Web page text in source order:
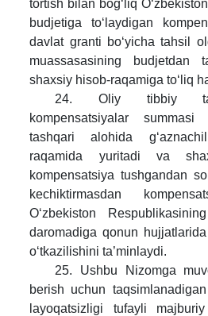
tortish bilan bog‘liq
budjetiga to‘laydigan
davlat granti bo‘yicha tahsil
muassasasining budjetdan
shaxsiy hisob-raqamiga to‘liq
24. Oliy tibbiy
kompensatsiyalar
tashqari alohida
raqamida yuritadi va
kompensatsiya tushgandan
kechiktirmasdan
O‘zbekiston
daromadiga qonun
o‘tkazilishini ta’minlaydi.
25. Ushbu Nizomga
berish uchun
layoqatsizligi tufayli